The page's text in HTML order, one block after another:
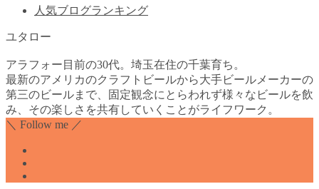
人気ブログランキング
ユタロー
アラフォー目前の30代。埼玉在住の千葉育ち。
最新のアメリカのクラフトビールから大手ビールメーカーの
第三のビールまで、固定観念にとらわれず様々なビールを飲
み、その楽しさを共有していくことがライフワーク。
＼ Follow me ／